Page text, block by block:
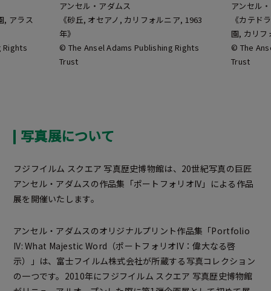
, アラス
Rights
アンセル・アダムス
《砂丘, オセアノ, カリフォルニア, 1963
年》
© The Ansel Adams Publishing Rights
Trust
アンセル
《カテド
園, カリフ
© The
Trust
写真展について
フジフイルム スクエア 写真歴史博物館は、20世紀写真の巨匠
アンセル・アダムスの作品集「ポートフォリオIV」による作品
展を開催いたします。
アンセル・アダムスのオリジナルプリント作品集「Portfolio
IV: What Majestic Word（ポートフォリオIV：偉大なる啓
示）」は、富士フイルム株式会社が所蔵する写真コレクション
の一つです。2010年にフジフイルム スクエア 写真歴史博物館